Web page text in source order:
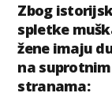
Zbog
spletke
žene imaju
na suprotnim
stranama: